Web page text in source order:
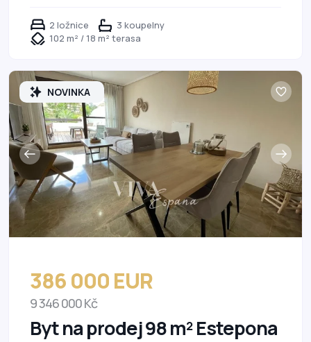
2 ložnice
3 koupelny
102 m² / 18 m² terasa
NOVINKA
386 000 EUR
9 346 000 Kč
Byt na prodej 98 m² Estepona